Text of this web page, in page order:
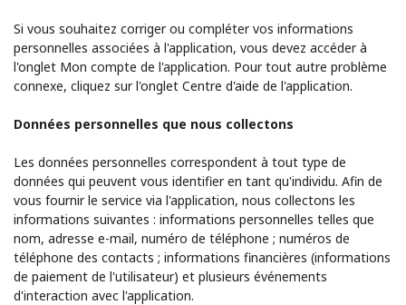
Si vous souhaitez corriger ou compléter vos informations
personnelles associées à l'application, vous devez accéder à
l'onglet Mon compte de l'application. Pour tout autre problème
connexe, cliquez sur l'onglet Centre d'aide de l'application.
Données personnelles que nous collectons
Les données personnelles correspondent à tout type de
données qui peuvent vous identifier en tant qu'individu. Afin de
vous fournir le service via l'application, nous collectons les
informations suivantes : informations personnelles telles que
nom, adresse e-mail, numéro de téléphone ; numéros de
téléphone des contacts ; informations financières (informations
de paiement de l'utilisateur) et plusieurs événements
d'interaction avec l'application.